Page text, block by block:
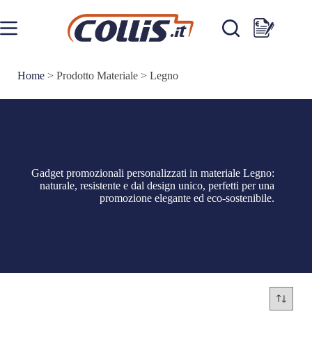
contenuto
Carrello
Home > Prodotto Materiale > Legno
Gadget promozionali personalizzati in materiale Legno:
naturale, resistente e dal design unico, perfetti per una
promozione elegante ed eco-sostenibile.